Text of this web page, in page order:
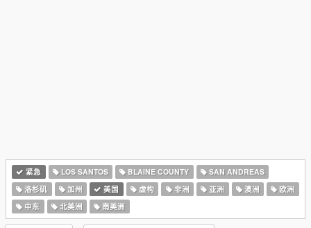
紧急 LOS SANTOS BLAINE COUNTY
SAN ANDREAS
洛杉矶
加州 美国 虚构 非洲 亚洲 澳洲
欧洲
中东
北美洲 南美洲